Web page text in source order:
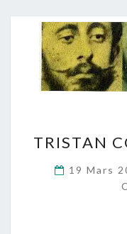
TRISTAN
19 Mars